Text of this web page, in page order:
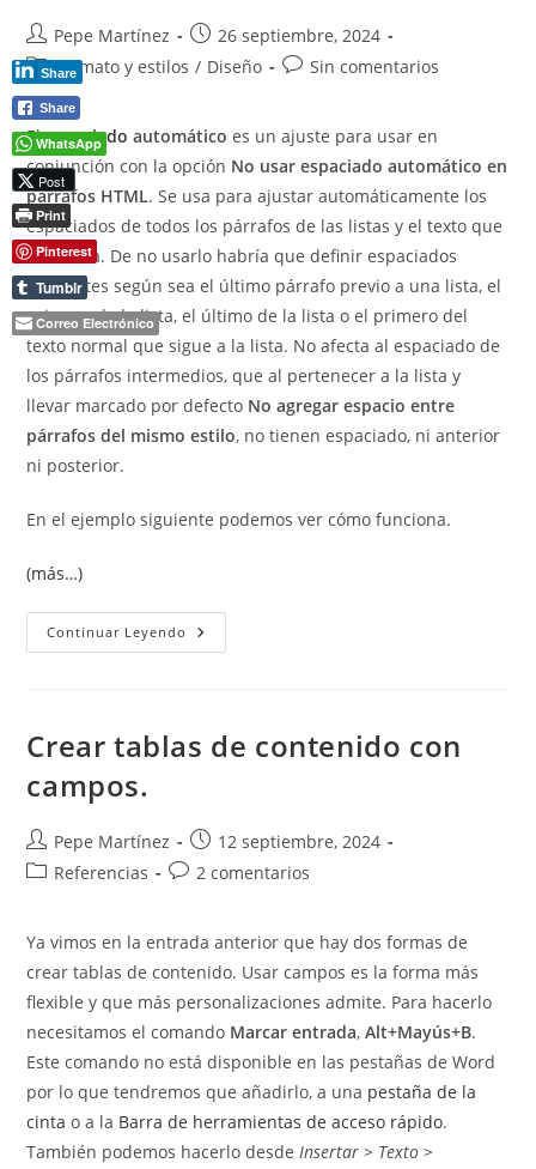
Autor
de
la
entrada:
Pepe Martínez
Publicación
de
26 septiembre, 2024
Categoría
de
la
entrada:
Formato y estilos / Diseño
Comentarios
entrada:
Sin comentarios
Elespaciado automático es un ajuste para usar en
conjunción con la opción No usar espaciado automático en
párrafos HTML. Se usa para ajustar automáticamente los
espaciados de todos los párrafos de las listas y el texto que
les rodea. De no usarlo habría que definir espaciados
diferentes según sea el último párrafo previo a una lista, el
primero de la lista, el último de la lista o el primero del
texto normal que sigue a la lista. No afecta al espaciado de
los párrafos intermedios, que al pertenecer a la lista y
llevar marcado por defecto No agregar espacio entre
párrafos del mismo estilo, no tienen espaciado, ni anterior
ni posterior.
En el ejemplo siguiente podemos ver cómo funciona.
(más…)
Continuar Leyendo ¿Qué
Significa
Crear tablas de contenido con
campos.
Autor
de
Pepe Martínez
Publicación
de
12 septiembre, 2024
Categoría
entrada:
Referencias
Comentarios
entrada:
2 comentarios
Ya vimos en la entrada anterior que hay dos formas de
crear tablas de contenido. Usar campos es la forma más
flexible y que más personalizaciones admite. Para hacerlo
necesitamos el comando Marcar entrada,Alt+Mayús+B.
Este comando no está disponible en las pestañas de Word
por lo que tendremos que añadirlo, a una pestaña de la
cinta o a la Barra de herramientas de acceso rápido.
También podemos hacerlo desdeInsertar > Texto >
Share
Share
WhatsApp
Post
Print
Pinterest
Tumblr
Correo Electrónico